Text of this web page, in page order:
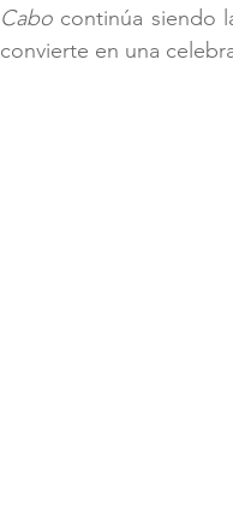
Cabo continúa siendo
convierte en una